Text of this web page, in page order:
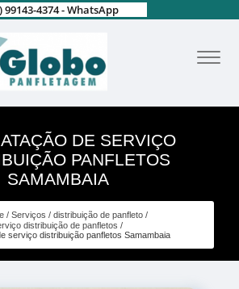
99143-4374 - WhatsApp
DE SERVIÇO
PANFLETOS
SAMAMBAIA
Serviços
distribuição de panfleto
distribuição de panfletos
serviço distribuição panfletos Samambaia